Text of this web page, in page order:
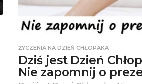
ŻYCZENIA NA DZIEŃ CHŁOPAKA
Dziś jest Dzień
Nie zapomnij o